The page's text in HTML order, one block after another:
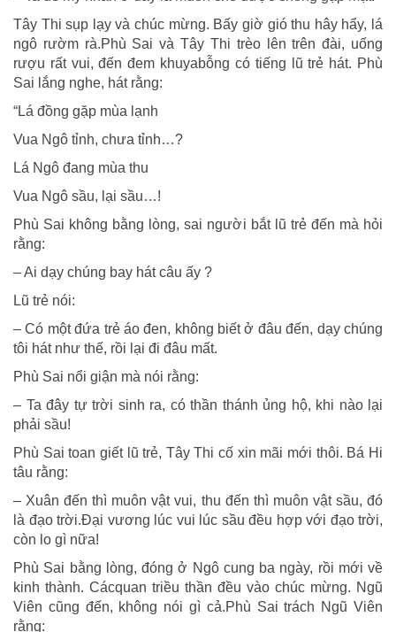
Tây Thi sụp lạy và chúc mừng. Bấy giờ gió thu hây hẩy, lá
ngô rườm rà.Phù Sai và Tây Thi trèo lên trên đài, uống
rượu rất vui, đến đem khuyabỗng có tiếng lũ trẻ hát. Phù
Sai lắng nghe, hát rằng:
“Lá đồng gặp mùa lạnh
Vua Ngô tỉnh, chưa tỉnh…?
Lá Ngô đang mùa thu
Vua Ngô sầu, lại sầu…!
Phù Sai không bằng lòng, sai người bắt lũ trẻ đến mà hỏi
rằng:
– Ai dạy chúng bay hát câu ấy ?
Lũ trẻ nói:
– Có một đứa trẻ áo đen, không biết ở đâu đến, dạy chúng
tôi hát như thế, rồi lại đi đâu mất.
Phù Sai nổi giận mà nói rằng:
– Ta đây tự trời sinh ra, có thần thánh ủng hộ, khi nào lại
phải sầu!
Phù Sai toan giết lũ trẻ, Tây Thi cố xin mãi mới thôi. Bá Hi
tâu rằng:
– Xuân đến thì muôn vật vui, thu đến thì muôn vật sầu, đó
là đạo trời.Đại vương lúc vui lúc sầu đều hợp với đạo trời,
còn lo gì nữa!
Phù Sai bằng lòng, đóng ở Ngô cung ba ngày, rồi mới về
kinh thành. Cácquan triều thần đều vào chúc mừng. Ngũ
Viên cũng đến, không nói gì cả.Phù Sai trách Ngũ Viên
rằng: